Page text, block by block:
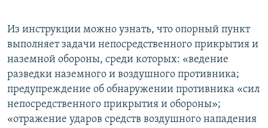
Из инструкции можно узнать, что опорный пункт
выполняет задачи непосредственного прикрытия и
наземной обороны, среди которых: «ведение
разведки наземного и воздушного противника;
предупреждение об обнаружении противника «сил
непосредственного прикрытия и обороны»;
«отражение ударов средств воздушного нападения